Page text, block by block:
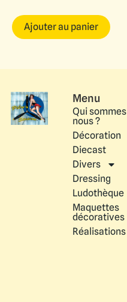
Ajouter au panier
Menu
Qui sommes
nous ?
Décoration
Diecast
Divers
Dressing
Ludothèque
Maquettes
décoratives
Réalisations